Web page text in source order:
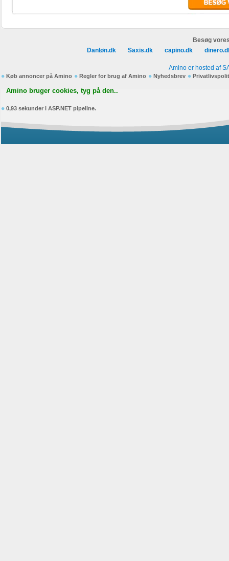
Besøg
Danløn.dk
Saxis.dk capino.dk
Amino er hosted af
Køb annoncer på Amino Regler for brug af Amino Nyhedsbrev
Amino bruger cookies, tyg på den..
0,93 sekunder i ASP.NET pipeline.